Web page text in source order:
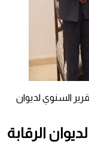
السنوي لديوان
الرقابة